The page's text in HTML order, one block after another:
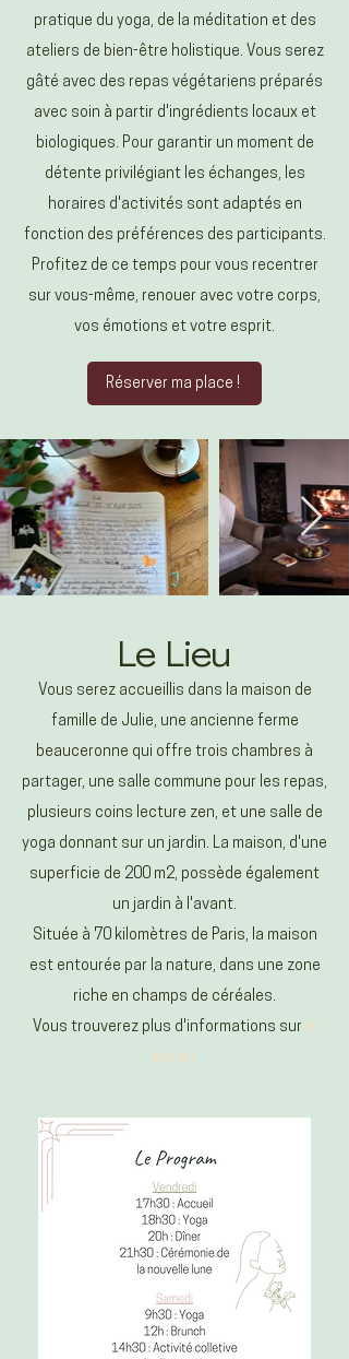
pratique du yoga, de la méditation et des
ateliers de bien-être holistique. Vous serez
gâté avec des repas végétariens préparés
avec soin à partir d'ingrédients locaux et
biologiques. Pour garantir un moment de
détente privilégiant les échanges, les
horaires d'activités sont adaptés en
fonction des préférences des participants.
Profitez de ce temps pour vous recentrer
sur vous-même, renouer avec votre corps,
vos émotions et votre esprit.
Réserver ma place !
Le Lieu
Vous serez accueillis dans la maison de
famille de Julie, une ancienne ferme
beauceronne qui offre trois chambres à
partager, une salle commune pour les repas,
plusieurs coins lecture zen, et une salle de
yoga donnant sur un jardin. La maison, d'une
superficie de 200 m2, possède également
un jardin à l'avant.
Située à 70 kilomètres de Paris, la maison
est entourée par la nature, dans une zone
riche en champs de céréales.
Vous trouverez plus d'informations sur le
lieu ici.